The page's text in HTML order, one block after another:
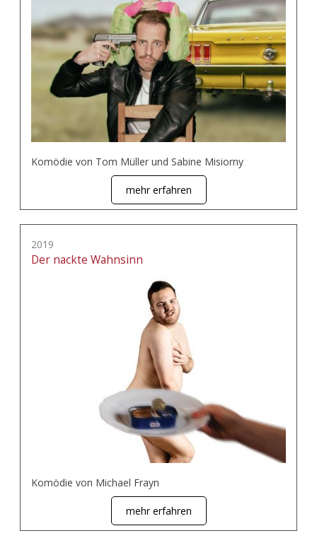
Komödie von Tom Müller und Sabine Misiorny
mehr erfahren
2019
Der nackte Wahnsinn
Komödie von Michael Frayn
mehr erfahren